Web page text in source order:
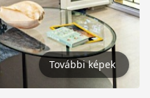
További képek